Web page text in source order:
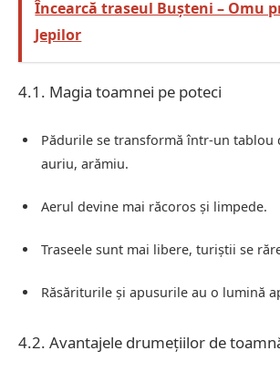
Încearcă traseul Bușteni – Omu
Jepilor
4.1. Magia toamnei pe poteci
Pădurile se transformă într-un tablou
auriu, arămiu.
Aerul devine mai răcoros și limpede.
Traseele sunt mai libere, turiștii se
Răsăriturile și apusurile au o lumină
4.2. Avantajele drumețiilor de